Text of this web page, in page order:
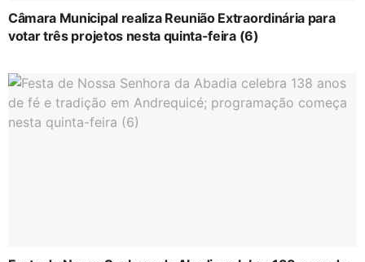
Câmara Municipal realiza Reunião Extraordinária para
votar três projetos nesta quinta-feira (6)